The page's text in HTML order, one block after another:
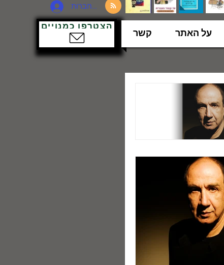
להתחברות
הצטרפו כמנויים
על האתר קשר